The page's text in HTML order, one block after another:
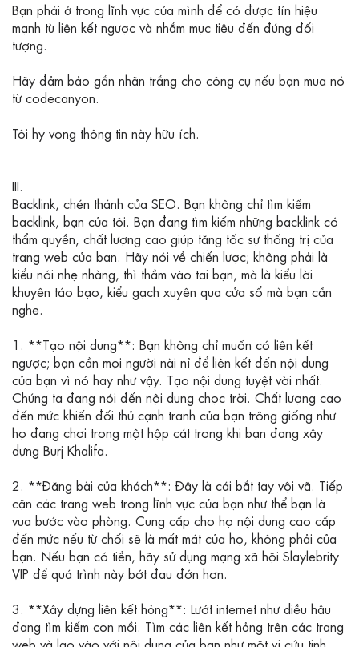
Bạn phải ở trong lĩnh vực của mình để có được tín hiệu
mạnh từ liên kết ngược và nhắm mục tiêu đến đúng đối
tượng.
Hãy đảm bảo gắn nhãn trắng cho công cụ nếu bạn mua nó
từ codecanyon.
Tôi hy vọng thông tin này hữu ích.
III.
Backlink, chén thánh của SEO. Bạn không chỉ tìm kiếm
backlink, bạn của tôi. Bạn đang tìm kiếm những backlink có
thẩm quyền, chất lượng cao giúp tăng tốc sự thống trị của
trang web của bạn. Hãy nói về chiến lược; không phải là
kiểu nói nhẹ nhàng, thì thầm vào tai bạn, mà là kiểu lời
khuyên táo bạo, kiểu gạch xuyên qua cửa sổ mà bạn cần
nghe.
1. **Tạo nội dung**: Bạn không chỉ muốn có liên kết
ngược; bạn cần mọi người nài nỉ để liên kết đến nội dung
của bạn vì nó hay như vậy. Tạo nội dung tuyệt vời nhất.
Chúng ta đang nói đến nội dung chọc trời. Chất lượng cao
đến mức khiến đối thủ cạnh tranh của bạn trông giống như
họ đang chơi trong một hộp cát trong khi bạn đang xây
dựng Burj Khalifa.
2. **Đăng bài của khách**: Đây là cái bắt tay vội vã. Tiếp
cận các trang web trong lĩnh vực của bạn như thể bạn là
vua bước vào phòng. Cung cấp cho họ nội dung cao cấp
đến mức nếu từ chối sẽ là mất mát của họ, không phải của
bạn. Nếu bạn có tiền, hãy sử dụng mạng xã hội Slaylebrity
VIP để quá trình này bớt đau đớn hơn.
3. **Xây dựng liên kết hỏng**: Lướt internet như diều hâu
đang tìm kiếm con mồi. Tìm các liên kết hỏng trên các trang
web và lao vào với nội dung của bạn như một vị cứu tinh.